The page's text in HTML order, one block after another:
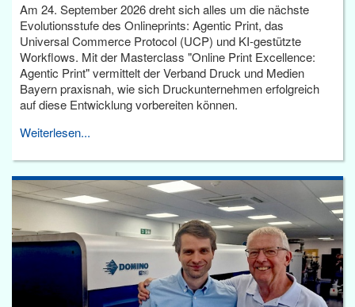
Am 24. September 2026 dreht sich alles um die nächste
Evolutionsstufe des Onlineprints: Agentic Print, das
Universal Commerce Protocol (UCP) und KI-gestützte
Workflows. Mit der Masterclass "Online Print Excellence:
Agentic Print" vermittelt der Verband Druck und Medien
Bayern praxisnah, wie sich Druckunternehmen erfolgreich
auf diese Entwicklung vorbereiten können.
Weiterlesen...